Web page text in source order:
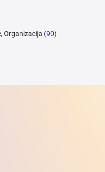
Organizacija (90)